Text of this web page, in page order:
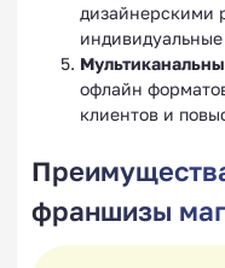
дизайнерскими
офлайн
клиентов и
франшизы